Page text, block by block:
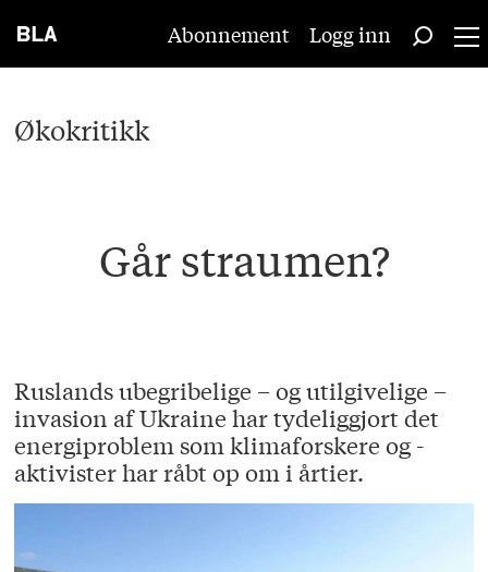
Abonnement Logg inn
Økokritikk
Går straumen?
Ruslands ubegribelige – og utilgivelige –
invasion af Ukraine har tydeliggjort det
energiproblem som klimaforskere og -
aktivister har råbt op om i årtier.